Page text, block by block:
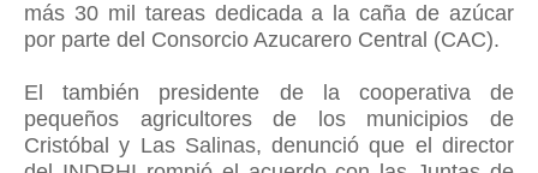
más 30 mil tareas dedicada a la caña de azúcar
por parte del Consorcio Azucarero Central (CAC).
El también presidente de la cooperativa de
pequeños agricultores de los municipios de
Cristóbal y Las Salinas, denunció que el director